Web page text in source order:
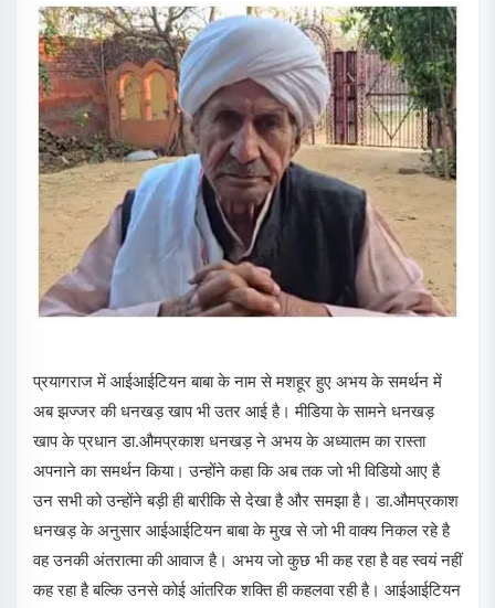
प्रयागराज में आईआईटियन बाबा के नाम से मशहूर हुए अभय के समर्थन में
अब झज्जर की धनखड़ खाप भी उतर आई है। मीडिया के सामने धनखड़
खाप के प्रधान डा.औमप्रकाश धनखड़ ने अभय के अध्यातम का रास्ता
अपनाने का समर्थन किया। उन्होंने कहा कि अब तक जो भी विडियो आए है
उन सभी को उन्होंने बड़ी ही बारीकि से देखा है और समझा है। डा.औमप्रकाश
धनखड़ के अनुसार आईआईटियन बाबा के मुख से जो भी वाक्य निकल रहे है
वह उनकी अंतरात्मा की आवाज है। अभय जो कुछ भी कह रहा है वह स्वयं नहीं
कह रहा है बल्कि उनसे कोई आंतरिक शक्ति ही कहलवा रही है। आईआईटियन